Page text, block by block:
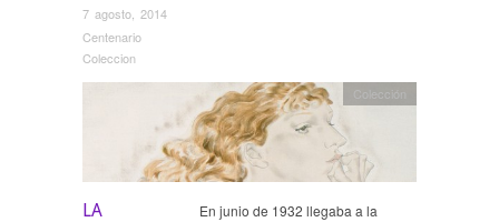
7 agosto, 2014
Centenario
Coleccion
LA
Colección
En junio de 1932 llegaba a la